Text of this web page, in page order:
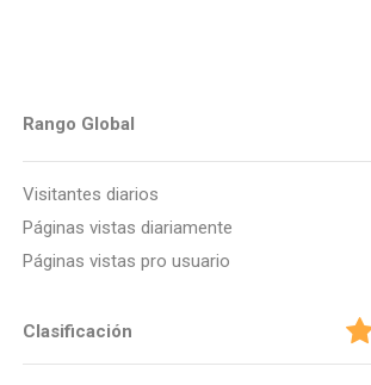
Rango Global
Visitantes diarios
Páginas vistas diariamente
Páginas vistas pro usuario
Clasificación